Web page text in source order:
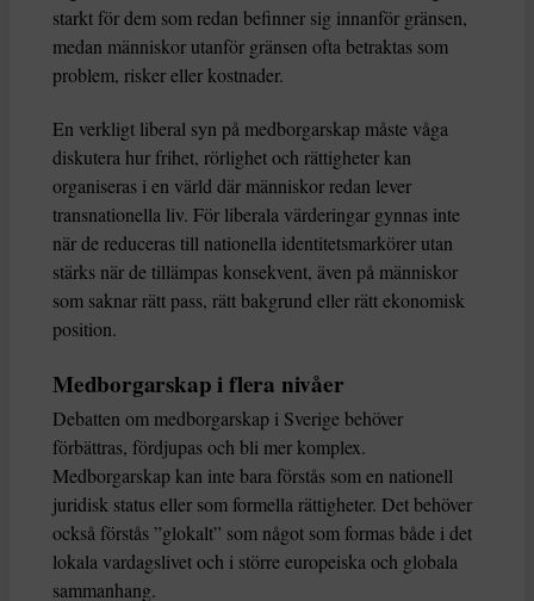
starkt för dem som redan befinner sig innanför gränsen,
medan människor utanför gränsen ofta betraktas som
problem, risker eller kostnader.
En verkligt liberal syn på medborgarskap måste våga
diskutera hur frihet, rörlighet och rättigheter kan
organiseras i en värld där människor redan lever
transnationella liv. För liberala värderingar gynnas inte
när de reduceras till nationella identitetsmarkörer utan
stärks när de tillämpas konsekvent, även på människor
som saknar rätt pass, rätt bakgrund eller rätt ekonomisk
position.
Medborgarskap i flera nivåer
Debatten om medborgarskap i Sverige behöver
förbättras, fördjupas och bli mer komplex.
Medborgarskap kan inte bara förstås som en nationell
juridisk status eller som formella rättigheter. Det behöver
också förstås ”glokalt” som något som formas både i det
lokala vardagslivet och i större europeiska och globala
sammanhang.